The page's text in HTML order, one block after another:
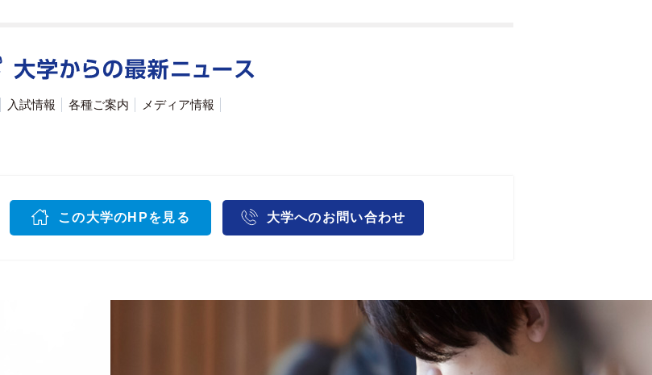
入試情報 各種ご案内 メディア情報
この大学のHPを見る 大学へのお問い合わせ